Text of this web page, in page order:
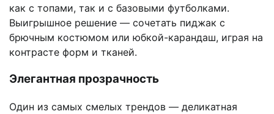
как с топами, так и с базовыми футболками.
Выигрышное решение — сочетать пиджак с
брючным костюмом или юбкой-карандаш, играя на
контрасте форм и тканей.
Элегантная прозрачность
Один из самых смелых трендов — деликатная